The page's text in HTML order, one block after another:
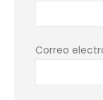
Correo